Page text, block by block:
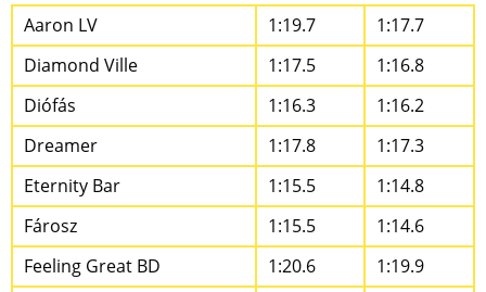
Aaron LV
1:19.7
1:17.7
Diamond Ville
1:17.5
1:16.8
Diófás
1:16.3
1:16.2
Dreamer
1:17.8
1:17.3
Eternity Bar
1:15.5
1:14.8
Fárosz
1:15.5
1:14.6
Feeling Great BD
1:20.6
1:19.9